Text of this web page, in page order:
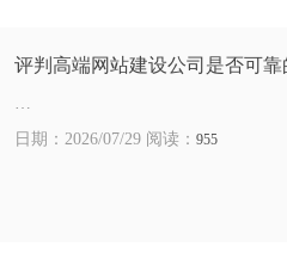
评判高端网站建设公司是否可
…
日期：2026/07/29 阅读： 955